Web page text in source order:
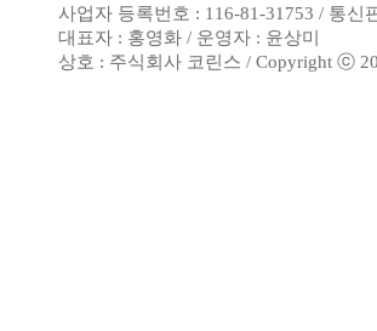
사업자 등록번호 : 116-81-31753 / 통신
대표자 : 홍영화 / 운영자 : 윤상미
상호 : 주식회사 코린스 / Copyright ⓒ